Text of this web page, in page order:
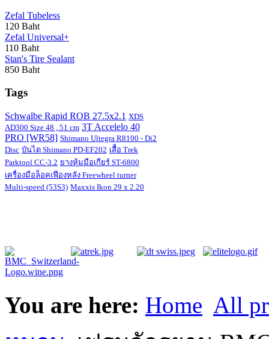
Zefal Tubeless
120 Baht
Zefal Universal+
110 Baht
Stan's Tire Sealant
850 Baht
Tags
Schwalbe Rapid ROB 27.5x2.1 XDS
AD300 Size 48 , 51 cm 3T Accelelo 40
PRO [WR58] Shimano Ultegra R8100 - Di2
Disc บันได Shimano PD-EF202 เสื้อ Trek
Parktool CC-3.2 ยางหุ้มมือเกียร์ ST-6800
เครื่องมือล็อคเฟืองหลัง Freewheel turner
Multi-speed (53S3) Maxxis Ikon 29 x 2.20
You are here: Home All